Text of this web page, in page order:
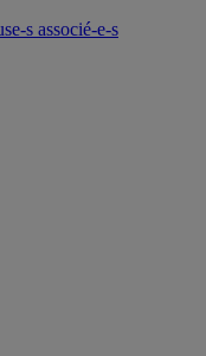
s associé-e-s